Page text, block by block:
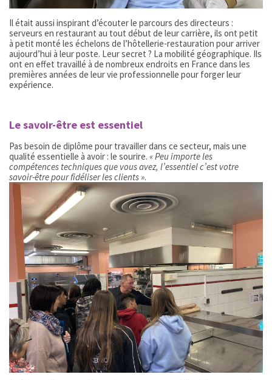
Il était aussi inspirant d’écouter le parcours des directeurs :
serveurs en restaurant au tout début de leur carrière, ils ont petit
à petit monté les échelons de l’hôtellerie-restauration pour arriver
aujourd’hui à leur poste. Leur secret ? La mobilité géographique. Ils
ont en effet travaillé à de nombreux endroits en France dans les
premières années de leur vie professionnelle pour forger leur
expérience.
Le savoir-être est essentiel
Pas besoin de diplôme pour travailler dans ce secteur, mais une
qualité essentielle à avoir : le sourire. « Peu importe les
compétences techniques que vous avez, l’essentiel c’est votre
savoir-être pour fidéliser les clients ».